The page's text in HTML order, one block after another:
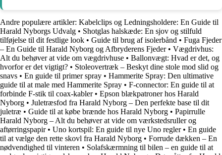
Andre populære artikler: Kabelclips og Ledningsholdere: En Guide til
Harald Nyborgs Udvalg • Shotglas halskæde: En sjov og stilfuld
tilføjelse til dit festlige look • Guide til brug af isolerbånd • Fuga Fjeder
– En Guide til Harald Nyborg og Afbryderens Fjeder• Vægdrivhus:
Alt du behøver at vide om vægdrivhuse • Ballonvægt: Hvad er det, og
hvorfor er det vigtigt? • Stoleovertræk – Beskyt dine stole mod slid og
snavs • En guide til primer spray • Hammerite Spray: Den ultimative
guide til at male med Hammerite Spray • F-connector: En guide til at
forbinde F-stik til coax-kabler• Epson blækpatroner hos Harald
Nyborg • Juletræsfod fra Harald Nyborg – Den perfekte base til dit
juletræ • Guide til at købe brænde hos Harald Nyborg • Papirrulle
Harald Nyborg – Alt du behøver at vide om værkstedsruller og
aftørringspapir• Uno kortspil: En guide til nye Uno regler• En guide
til at vælge den rette skovl fra Harald Nyborg • Forrude dækken – En
nødvendighed til vinteren • Solafskærmning til bilen – en guide til at